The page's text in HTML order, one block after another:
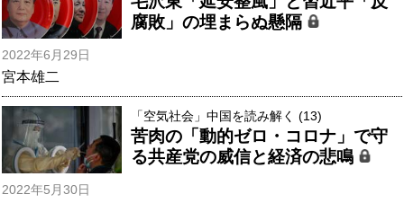
腐敗」の埋まらぬ懸隔
2022年6月29日
宮本雄二
「空気社会」中国を読み解く (13)
苦肉の「動的ゼロ・コロナ」で守
る共産党の威信と経済の悲鳴
2022年5月30日